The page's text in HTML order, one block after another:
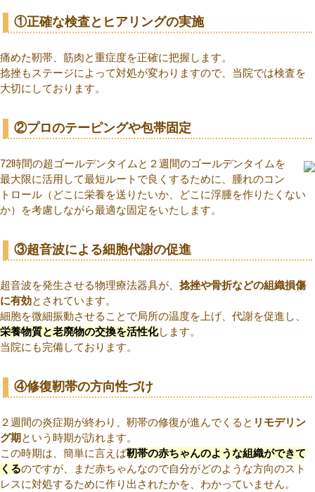
①正確な検査とヒアリングの実施
痛めた靭帯、筋肉と重症度を正確に把握します。
捻挫もステージによって対処が変わりますので、当院では検査を
大切にしております。
②プロのテーピングや包帯固定
72時間の超ゴールデンタイムと２週間のゴールデンタイムを
最大限に活用して最短ルートで良くするために、腫れのコン
トロール（どこに栄養を送りたいか、どこに浮腫を作りたくない
か）を考慮しながら最適な固定をいたします。
③超音波による細胞代謝の促進
超音波を発生させる物理療法器具が、 捻挫や骨折などの組織損傷
に有効とされています。
細胞を微細振動させることで局所の温度を上げ、代謝を促進し、
栄養物質と老廃物の交換を活性化します。
当院にも完備しております。
④修復靭帯の方向性づけ
２週間の炎症期が終わり、靭帯の修復が進んでくると リモデリン
グ期 という時期が訪れます。
この時期は、簡単に言えば靭帯の赤ちゃんのような組織ができて
くるのですが、まだ赤ちゃんなので自分がどのような方向のスト
レスに対処するために作り出されたかを、わかっていません。